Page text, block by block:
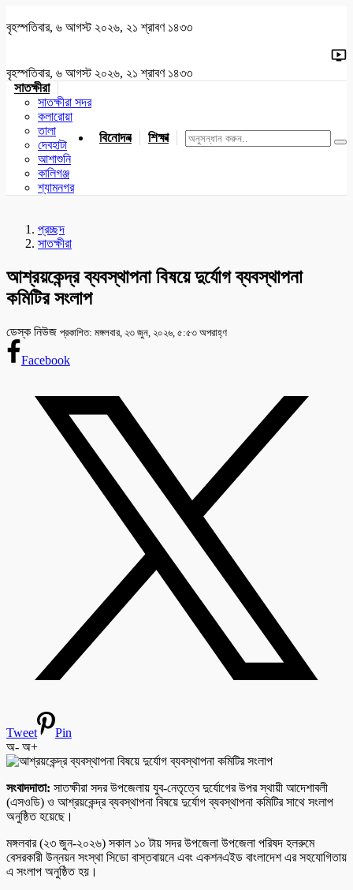
বৃহস্পতিবার, ৬ আগস্ট ২০২৬, ২১ শ্রাবণ ১৪৩৩
বৃহস্পতিবার, ৬ আগস্ট ২০২৬, ২১ শ্রাবণ ১৪৩৩
সাতক্ষীরা
সাতক্ষীরা সদর
কলারোয়া
তালা
দেবহাটা
আশাশুনি
কালিগঞ্জ
শ্যামনগর
বিনোদন শিক্ষা খেলাধুলা জাতীয় যশোর
প্রচ্ছদ
সাতক্ষীরা
আশ্রয়কেন্দ্র ব্যবস্থাপনা বিষয়ে দুর্যোগ ব্যবস্থাপনা
কমিটির সংলাপ
ডেস্ক নিউজ প্রকাশিত: মঙ্গলবার, ২৩ জুন, ২০২৬, ৫:৫৩ অপরাহ্ণ
Facebook
Tweet
Pin
অ- অ+
সংবাদদাতা: সাতক্ষীরা সদর উপজেলায় যুব-নেতৃত্বে দুর্যোগের উপর স্থায়ী আদেশাবলী
(এসওডি) ও আশ্রয়কেন্দ্র ব্যবস্থাপনা বিষয়ে দুর্যোগ ব্যবস্থাপনা কমিটির সাথে সংলাপ
অনুষ্ঠিত হয়েছে।
মঙ্গলবার (২৩ জুন-২০২৬) সকাল ১০ টায় সদর উপজেলা উপজেলা পরিষদ হলরুমে
বেসরকারী উন্নয়ন সংস্থা সিডো বাস্তবায়নে এবং একশনএইড বাংলাদেশ এর সহযোগিতায়
এ সংলাপ অনুষ্ঠিত হয়।